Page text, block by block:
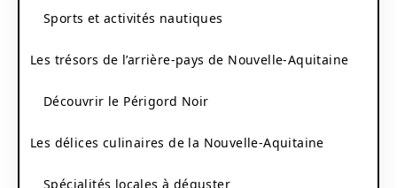
Sports et activités nautiques
Les trésors de l’arrière-pays de Nouvelle-Aquitaine
Découvrir le Périgord Noir
Les délices culinaires de la Nouvelle-Aquitaine
Spécialités locales à déguster